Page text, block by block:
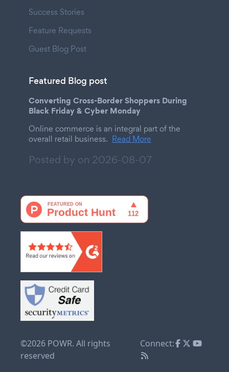
Success Stories
Feature Requests
Guest Blog Post
Featured Blog post
Converting Cross-Border Shoppers During
Black Friday & Cyber Monday
Online commerce is an integral part of the
overall retail business. Read More
Posted by on 2026-08-07
©2026 POWR. All rights
reserved
Connect: